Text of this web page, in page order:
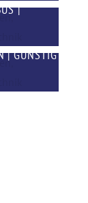
|
| GÜNSTIG